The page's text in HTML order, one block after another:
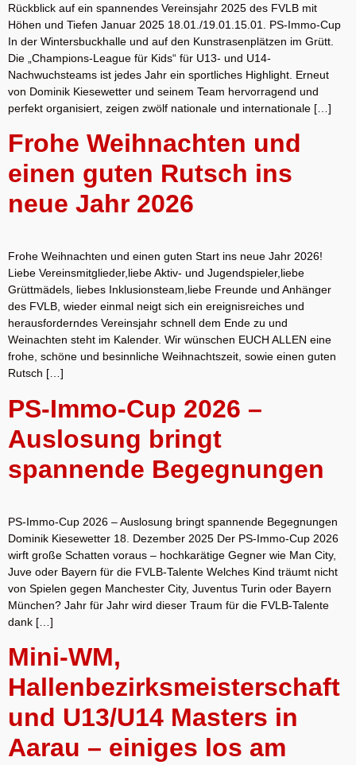
Rückblick auf ein spannendes Vereinsjahr 2025 des FVLB mit
Höhen und Tiefen Januar 2025 18.01./19.01.15.01. PS-Immo-Cup
In der Wintersbuckhalle und auf den Kunstrasenplätzen im Grütt.
Die „Champions-League für Kids“ für U13- und U14-
Nachwuchsteams ist jedes Jahr ein sportliches Highlight. Erneut
von Dominik Kiesewetter und seinem Team hervorragend und
perfekt organisiert, zeigen zwölf nationale und internationale […]
Frohe Weihnachten und
einen guten Rutsch ins
neue Jahr 2026
Frohe Weihnachten und einen guten Start ins neue Jahr 2026!
Liebe Vereinsmitglieder,liebe Aktiv- und Jugendspieler,liebe
Grüttmädels, liebes Inklusionsteam,liebe Freunde und Anhänger
des FVLB, wieder einmal neigt sich ein ereignisreiches und
herausforderndes Vereinsjahr schnell dem Ende zu und
Weinachten steht im Kalender. Wir wünschen EUCH ALLEN eine
frohe, schöne und besinnliche Weihnachtszeit, sowie einen guten
Rutsch […]
PS-Immo-Cup 2026 –
Auslosung bringt
spannende Begegnungen
PS-Immo-Cup 2026 – Auslosung bringt spannende Begegnungen
Dominik Kiesewetter 18. Dezember 2025 Der PS-Immo-Cup 2026
wirft große Schatten voraus – hochkarätige Gegner wie Man City,
Juve oder Bayern für die FVLB-Talente Welches Kind träumt nicht
von Spielen gegen Manchester City, Juventus Turin oder Bayern
München? Jahr für Jahr wird dieser Traum für die FVLB-Talente
dank […]
Mini-WM,
Hallenbezirksmeisterschaft
und U13/U14 Masters in
Aarau – einiges los am